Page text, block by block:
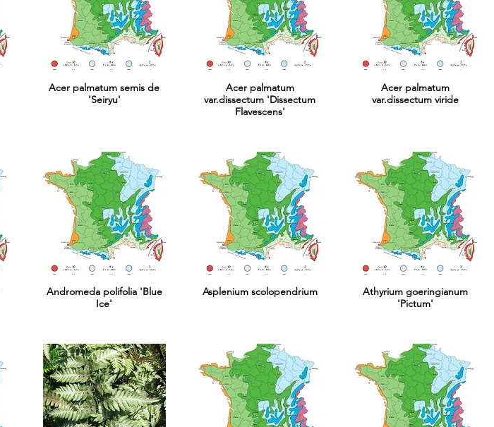
Acer palmatum semis de
'Seiryu'
Acer palmatum
var.dissectum 'Dissectum
Flavescens'
Acer palmatum
var.dissectum viride
Andromeda polifolia 'Blue
Ice'
Asplenium scolopendrium
Athyrium goeringianum
'Pictum'